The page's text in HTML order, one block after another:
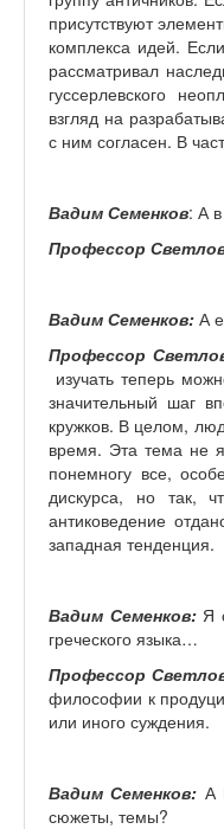
присутствуют
комплекса идей.
рассматривал
гуссерлевского
взгляд на
с ним согласен. В
Вадим Семенков: А
Профессор
Вадим Семенков: А
Профессор
изучать теперь
значительный шаг
кружков. В целом,
время. Эта тема не
понемногу все,
дискурса, но так,
антиковедение
западная тенденция.
Вадим Семенков:Я
греческого языка…
Профессор
философии к
или иного суждения.
Вадим Семенков: А
сюжеты, темы?